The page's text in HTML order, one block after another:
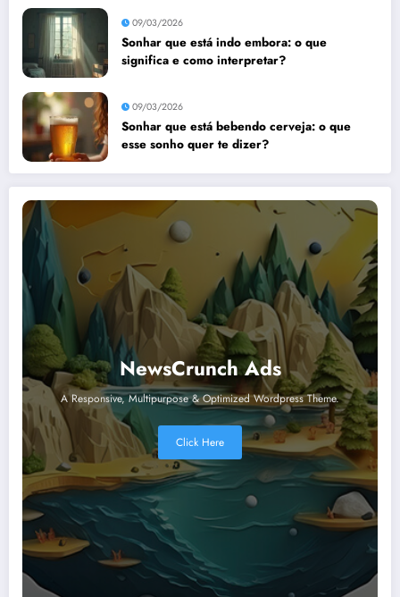
09/03/2026
Sonhar que está indo embora: o que
significa e como interpretar?
09/03/2026
Sonhar que está bebendo cerveja: o que
esse sonho quer te dizer?
NewsCrunch Ads
A Responsive, Multipurpose & Optimized Wordpress Theme.
Click Here